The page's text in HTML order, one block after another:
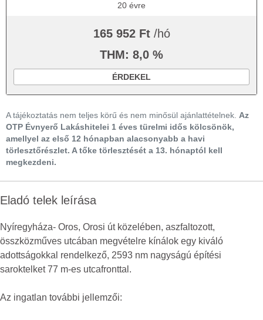
20 évre
165 952 Ft /hó
THM: 8,0 %
ÉRDEKEL
A tájékoztatás nem teljes körű és nem minősül ajánlattételnek. Az
OTP Évnyerő Lakáshitelei 1 éves türelmi idős kölcsönök,
amellyel az első 12 hónapban alacsonyabb a havi
törlesztőrészlet. A tőke törlesztését a 13. hónaptól kell
megkezdeni.
Eladó telek leírása
Nyíregyháza- Oros, Orosi út közelében, aszfaltozott,
összközműves utcában megvételre kínálok egy kiváló
adottságokkal rendelkező, 2593 nm nagyságú építési
saroktelket 77 m-es utcafronttal.
Az ingatlan további jellemzői: